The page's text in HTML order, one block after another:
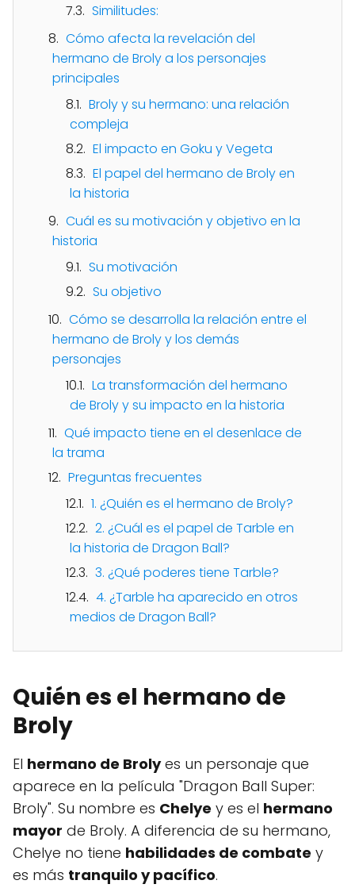
Similitudes:
Cómo afecta la revelación del
hermano de Broly a los personajes
principales
Broly y su hermano: una relación
compleja
El impacto en Goku y Vegeta
El papel del hermano de Broly en
la historia
Cuál es su motivación y objetivo en la
historia
Su motivación
Su objetivo
Cómo se desarrolla la relación entre el
hermano de Broly y los demás
personajes
La transformación del hermano
de Broly y su impacto en la historia
Qué impacto tiene en el desenlace de
la trama
Preguntas frecuentes
1. ¿Quién es el hermano de Broly?
2. ¿Cuál es el papel de Tarble en
la historia de Dragon Ball?
3. ¿Qué poderes tiene Tarble?
4. ¿Tarble ha aparecido en otros
medios de Dragon Ball?
Quién es el hermano de
Broly
El hermano de Brolyes un personaje que
aparece en la película "Dragon Ball Super:
Broly". Su nombre es Chelye y es el hermano
mayor de Broly. A diferencia de su hermano,
Chelye no tiene habilidades de combate y
es más tranquilo y pacífico.